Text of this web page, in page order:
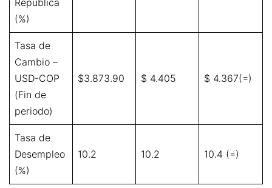
(%)
Tasa de
Cambio –
USD-COP
(Fin de
periodo)
$3.873.90 $ 4.405 $ 4.367(=)
Tasa de
Desempleo
(%)
10.2 10.2 10.4 (=)